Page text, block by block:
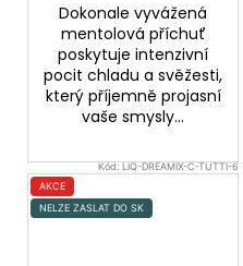
Dokonale vyvážená
mentolová příchuť
poskytuje intenzivní
pocit chladu a svěžesti,
který příjemně projasní
vaše smysly...
Kód:LIQ-DREAMIX-C-TUTTI-6
AKCE
NELZE ZASLAT DO SK